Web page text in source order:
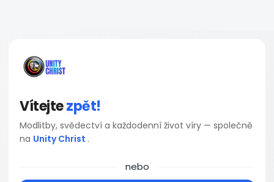
Vítejtezpět!
Modlitby, svědectví a každodenní život víry — společně
na Unity Christ .
nebo